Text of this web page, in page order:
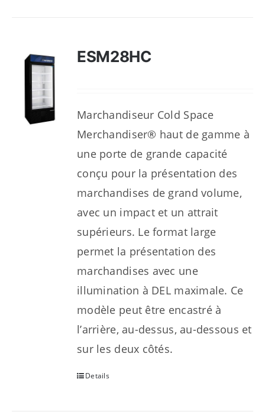
ESM28HC
Marchandiseur Cold Space
Merchandiser® haut de gamme à
une porte de grande capacité
conçu pour la présentation des
marchandises de grand volume,
avec un impact et un attrait
supérieurs. Le format large
permet la présentation des
marchandises avec une
illumination à DEL maximale. Ce
modèle peut être encastré à
l’arrière, au-dessus, au-dessous et
sur les deux côtés.
Details